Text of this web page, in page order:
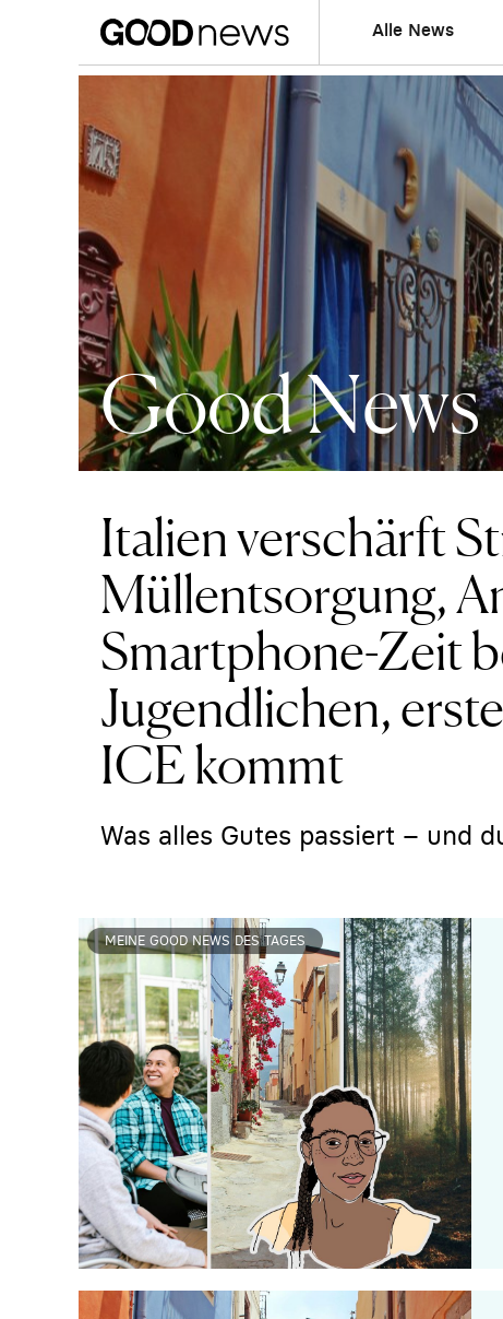
Alle News
Good News
Italien verschärft
Müllentsorgung,
Smartphone-Zeit
Jugendlichen,
ICE kommt
Was alles Gutes passiert – und
MEINE GOOD NEWS DES TAGES